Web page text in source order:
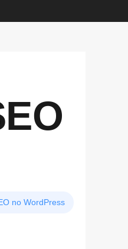
no WordPress